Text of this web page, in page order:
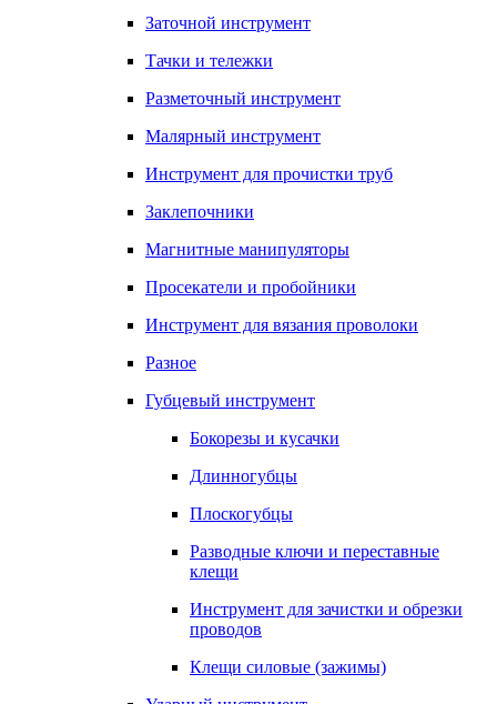
Заточной инструмент
Тачки и тележки
Разметочный инструмент
Малярный инструмент
Инструмент для прочистки труб
Заклепочники
Магнитные манипуляторы
Просекатели и пробойники
Инструмент для вязания проволоки
Разное
Губцевый инструмент
Бокорезы и кусачки
Длинногубцы
Плоскогубцы
Разводные ключи и переставные
клещи
Инструмент для зачистки и обрезки
проводов
Клещи силовые (зажимы)